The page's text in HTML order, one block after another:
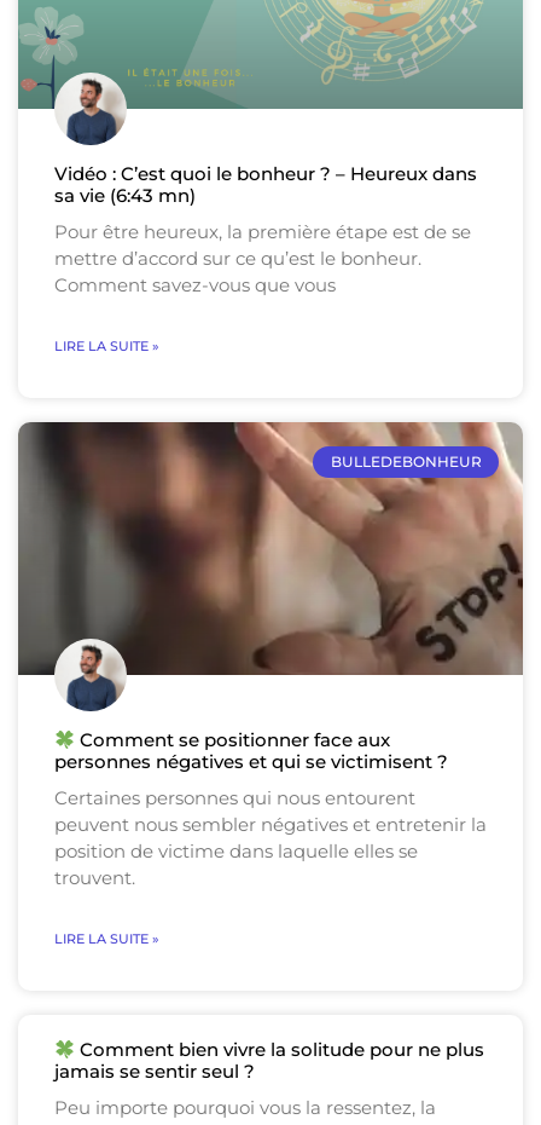
Vidéo : C’est quoi le bonheur ? – Heureux dans
sa vie (6:43 mn)
Pour être heureux, la première étape est de se
mettre d’accord sur ce qu’est le bonheur.
Comment savez-vous que vous
LIRE LA SUITE »
BULLEDEBONHEUR
Comment se positionner face aux
personnes négatives et qui se victimisent ?
Certaines personnes qui nous entourent
peuvent nous sembler négatives et entretenir la
position de victime dans laquelle elles se
trouvent.
LIRE LA SUITE »
Comment bien vivre la solitude pour ne plus
jamais se sentir seul ?
Peu importe pourquoi vous la ressentez, la